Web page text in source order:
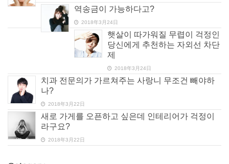
역송금이 가능하다고?
2018年3月24日
햇살이 따가워질 무렵이 걱정인
당신에게 추천하는 자외선 차단
제
2018年3月24日
치과 전문의가 가르쳐주는 사랑니 무조건 빼야하
나?
2018年3月22日
새로 가게를 오픈하고 싶은데 인테리어가 걱정이
라구요?
2018年3月22日